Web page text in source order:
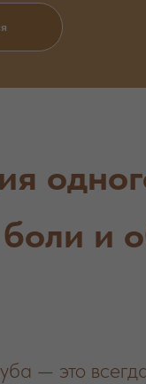
и
— это